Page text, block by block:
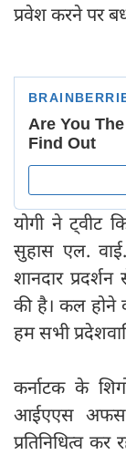
प्रवेश करने पर
योगी ने ट्वीट
सुहास एल.
शानदार
की है। कल
हम सभी
कर्नाटक के
आईएएस
प्रतिनिधित्व